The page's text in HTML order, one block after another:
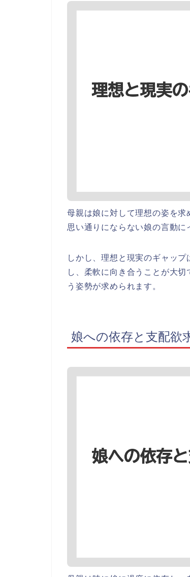
母親は娘に対して理想の姿を
思い通りにならない娘の言動に
しかし、理想と現実のギャッ
し、柔軟に向き合うことが大
う姿勢が求められます。
娘への依存と支配欲